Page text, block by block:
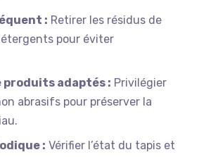
: Retirer les résidus de
pour éviter
adaptés : Privilégier
abrasifs pour préserver la
: Vérifier l’état du tapis et